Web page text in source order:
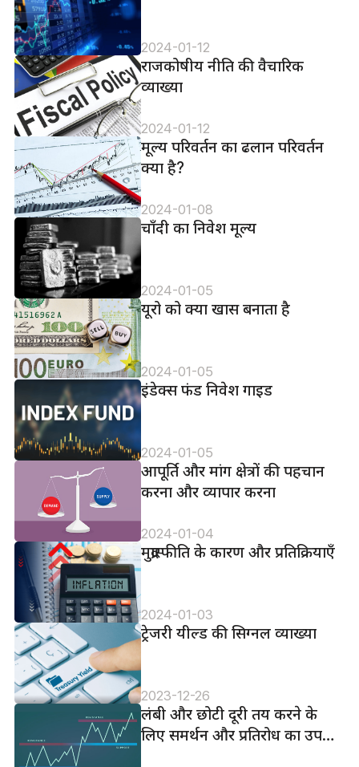
2024-01-12
राजकोषीय नीति की वैचारिक
व्याख्या
2024-01-12
मूल्य परिवर्तन का ढलान परिवर्तन
क्या है?
2024-01-08
चाँदी का निवेश मूल्य
2024-01-05
यूरो को क्या खास बनाता है
2024-01-05
इंडेक्स फंड निवेश गाइड
2024-01-05
आपूर्ति और मांग क्षेत्रों की पहचान
करना और व्यापार करना
2024-01-04
मुद्रास्फीति के कारण और प्रतिक्रियाएँ
2024-01-03
ट्रेजरी यील्ड की सिग्नल व्याख्या
2023-12-26
लंबी और छोटी दूरी तय करने के
लिए समर्थन और प्रतिरोध का उपयोग